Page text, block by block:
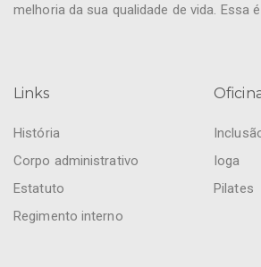
melhoria da sua qualidade de vida. Essa
Links
História
Corpo administrativo
Estatuto
Regimento interno
Ioga
Pilates